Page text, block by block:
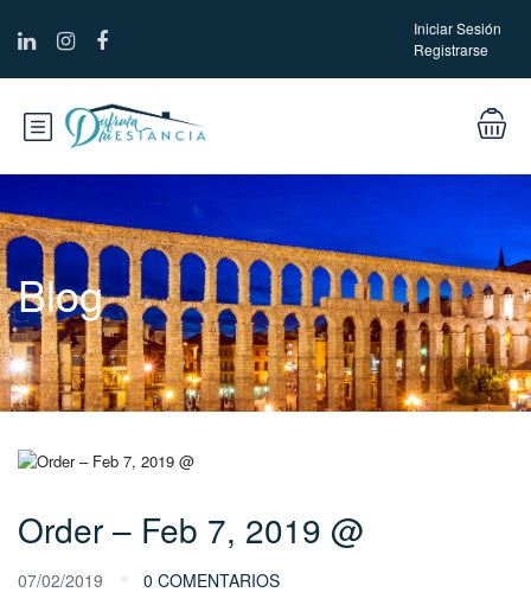
Iniciar Sesión
Registrarse
Blog
Order – Feb 7, 2019 @
07/02/2019 0 COMENTARIOS